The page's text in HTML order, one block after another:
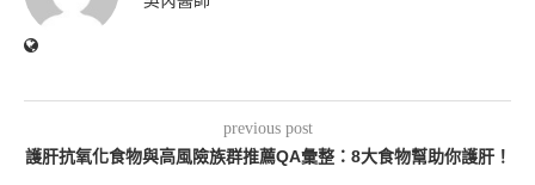
previous post
護肝抗氧化食物與高風險族群推薦QA彙整：8大食物幫助你護肝！